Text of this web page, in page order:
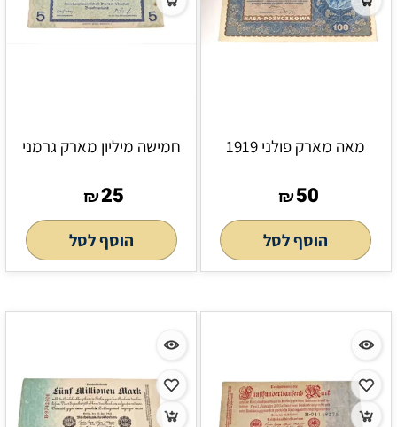
מאה מארק פולני 1919
₪50
הוסף לסל
חמישה מיליון מארק גרמני
₪25
הוסף לסל